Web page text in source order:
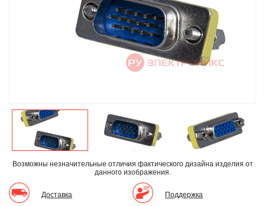
Возможны незначительные отличия фактического дизайна изделия от
данного изображения.
Доставка Поддержка